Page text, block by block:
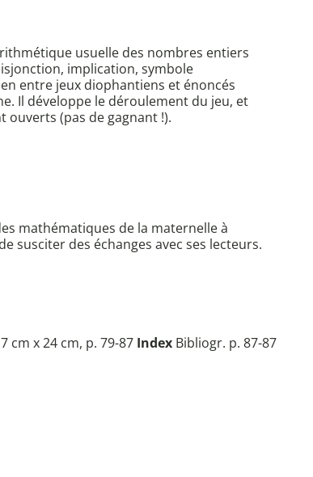
usuelle des nombres entiers
implication, symbole
entre jeux diophantiens et énoncés
Il développe le déroulement du jeu, et
(pas de gagnant !).
mathématiques de la maternelle à
susciter des échanges avec ses lecteurs.
cm x 24 cm, p. 79-87 Index Bibliogr. p. 87-87